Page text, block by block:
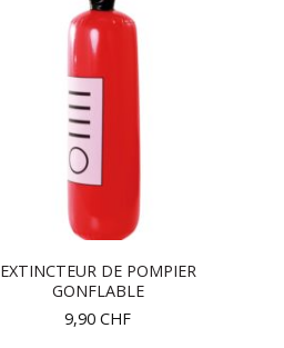
EXTINCTEUR DE POMPIER
GONFLABLE
9,90 CHF